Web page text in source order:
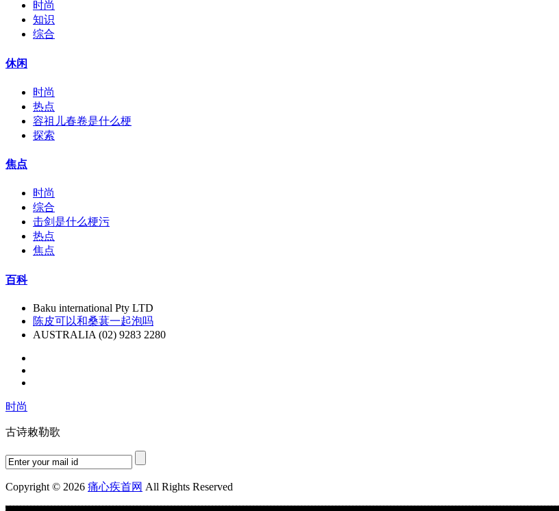
时尚
知识
综合
休闲
时尚
热点
容祖儿春卷是什么梗
探索
焦点
时尚
综合
击剑是什么梗污
热点
焦点
百科
Baku international Pty LTD
陈皮可以和桑葚一起泡吗
AUSTRALIA (02) 9283 2280
时尚
古诗敕勒歌
Copyright © 2026 痛心疾首网 All Rights Reserved